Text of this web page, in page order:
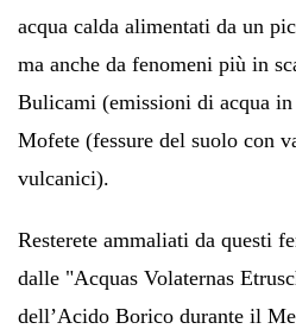
acqua calda alimentati da un
ma anche da fenomeni più in
Bulicami (emissioni di acqua
Mofete (fessure del suolo con
vulcanici).
Resterete ammaliati da questi
dalle "Acquas Volaternas
dell’Acido Borico durante il